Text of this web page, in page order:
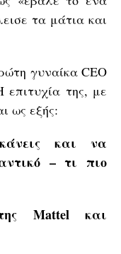
τα μάτια και
γυναίκα CEO
επιτυχία της, με
ως εξής:
και να
– τι πιο
Mattel και